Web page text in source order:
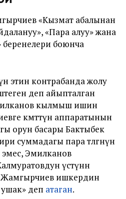
«Кызмат абалынан
«Пара алуу» жана
беренелери боюнча
этин контрабанда жолу
деп айыпталган
кылмыш ишин
өкмөттүн аппаратынын
орун басары Бактыбек
суммадагы пара төлөгөнүн
Эмилканов
үстүнөн
Жамгырчиев ишкердин
деп атаган.